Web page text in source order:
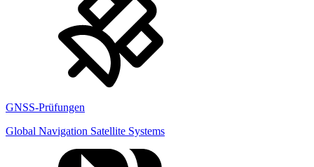
GNSS-Prüfungen
Global Navigation Satellite Systems